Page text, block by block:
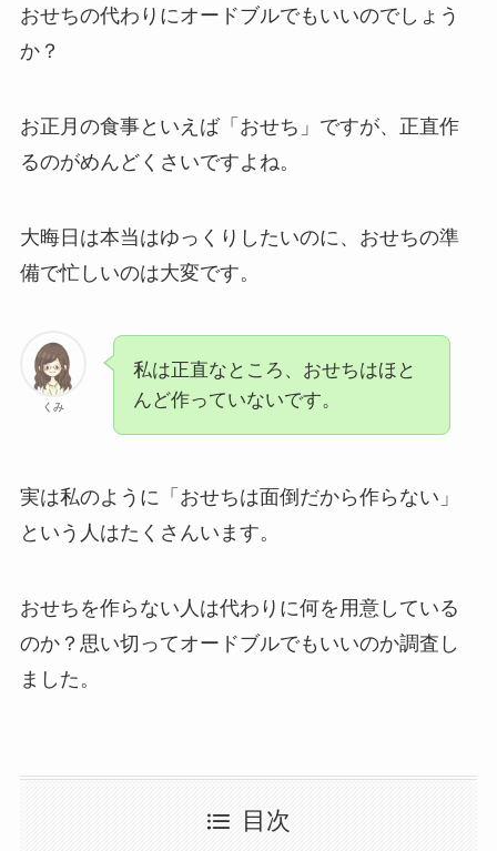
おせちの代わりにオードブルでもいいのでしょう
か？
お正月の食事といえば「おせち」ですが、正直作
るのがめんどくさいですよね。
大晦日は本当はゆっくりしたいのに、おせちの準
備で忙しいのは大変です。
くみ
私は正直なところ、おせちはほと
んど作っていないです。
実は私のように「おせちは面倒だから作らない」
という人はたくさんいます。
おせちを作らない人は代わりに何を用意している
のか？思い切ってオードブルでもいいのか調査し
ました。
目次